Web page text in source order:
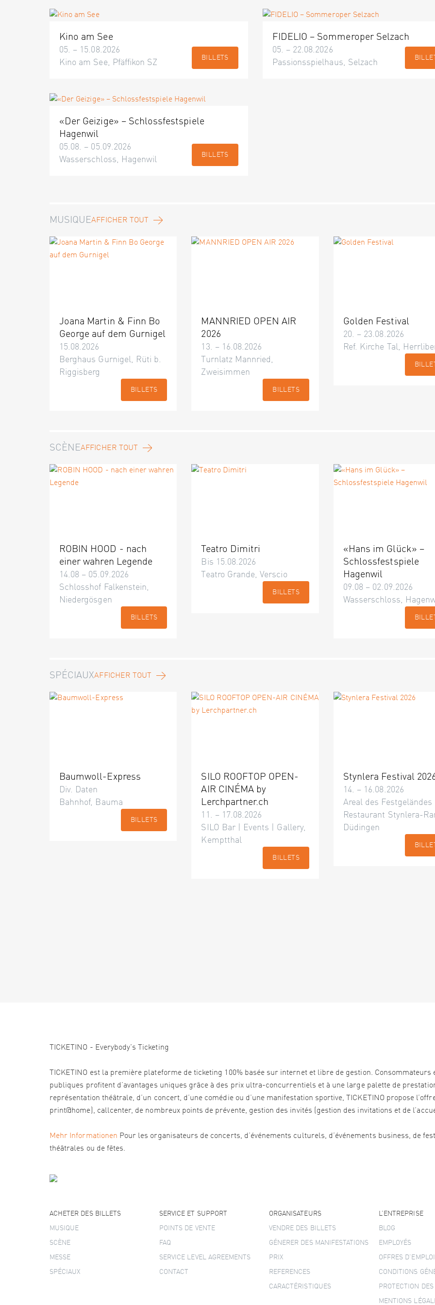
Kino am See
05. – 15.08.2026
Kino am See, Pfäffikon SZ
BILLETS
FIDELIO – Sommeroper Selzach
05. – 22.08.2026
Passionsspielhaus, Selzach
«Der Geizige» – Schlossfestspiele
Hagenwil
05.08. – 05.09.2026
Wasserschloss, Hagenwil
BILLETS
MUSIQUEAFFICHER TOUT
Joana Martin & Finn Bo
George auf dem Gurnigel
15.08.2026
Berghaus Gurnigel, Rüti b.
Riggisberg
BILLETS
MANNRIED OPEN AIR
2026
13. – 16.08.2026
Turnlatz Mannried,
Zweisimmen
BILLETS
Golden Festival
20. – 23.08.2026
Ref. Kirche Tal,
SCÈNEAFFICHER TOUT
ROBIN HOOD - nach
einer wahren Legende
14.08 – 05.09.2026
Schlosshof Falkenstein,
Niedergösgen
BILLETS
Teatro Dimitri
Bis 15.08.2026
Teatro Grande, Verscio
BILLETS
«Hans im Glück» –
Schlossfestspiele
Hagenwil
09.08 – 02.09.2026
Wasserschloss,
SPÉCIAUXAFFICHER TOUT
Baumwoll-Express
Div. Daten
Bahnhof, Bauma
BILLETS
SILO ROOFTOP OPEN-
AIR CINÉMA by
Lerchpartner.ch
11. – 17.08.2026
SILO Bar | Events | Gallery,
Kemptthal
BILLETS
Stynlera Festival
14. – 16.08.2026
Areal des Festgeländes
Restaurant Stynlera-
Düdingen
TICKETINO - Everybody's Ticketing
TICKETINO est la première plateforme de ticketing 100% basée sur internet et libre de gestion.
publiques profitent d’avantages uniques grâce à des prix ultra-concurrentiels et à une large palette de
représentation théâtrale, d’un concert, d’une comédie ou d’une manifestation sportive, TICKETINO propose
print@home), callcenter, de nombreux points de prévente, gestion des invités (gestion des invitations et de
Mehr Informationen Pour les organisateurs de concerts, d’événements culturels, d’événements business, de
théâtrales ou de fêtes.
ACHETER DES BILLETS
MUSIQUE
SCÈNE
MESSE
SPÉCIAUX
SERVICE ET SUPPORT
POINTS DE VENTE
FAQ
SERVICE LEVEL AGREEMENTS
CONTACT
ORGANISATEURS
VENDRE DES BILLETS
GÉNERER DES MANIFESTATIONS
PRIX
REFERENCES
CARACTÉRISTIQUES
L’ENTREPRISE
BLOG
EMPLOYÉS
OFFRES D’EMPLOI
CONDITIONS
PROTECTION
MENTIONS